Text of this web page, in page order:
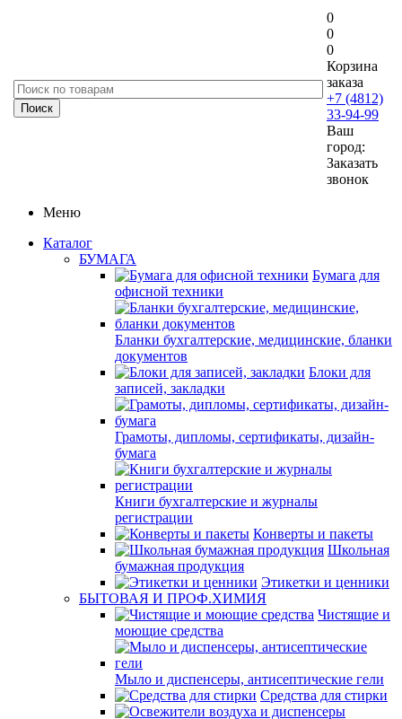
0
0
0
Корзина
заказа
+7 (4812)
33-94-99
Ваш
город:
Заказать
звонок
Меню
Каталог
БУМАГА
Бумага для
офисной техники
Бланки бухгалтерские, медицинские, бланки
документов
Блоки для
записей, закладки
Грамоты, дипломы, сертификаты, дизайн-
бумага
Книги бухгалтерские и журналы
регистрации
Конверты и пакеты
Школьная
бумажная продукция
Этикетки и ценники
БЫТОВАЯ И ПРОФ.ХИМИЯ
Чистящие и
моющие средства
Мыло и диспенсеры, антисептические гели
Средства для стирки